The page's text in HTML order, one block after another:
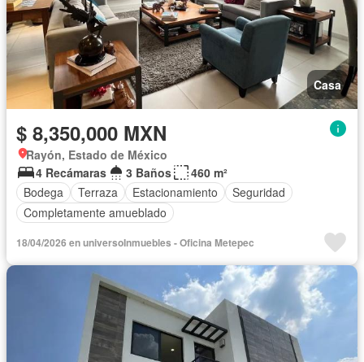
Casa
$ 8,350,000 MXN
Rayón, Estado de México
4 Recámaras
3 Baños
460 m²
Bodega
Terraza Estacionamiento
Seguridad
Completamente amueblado
18/04/2026 en universoInmuebles - Oficina Metepec